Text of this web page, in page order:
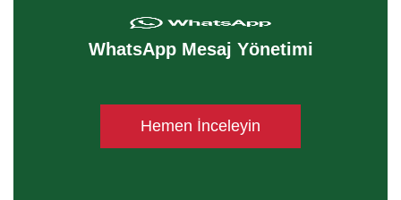
WhatsApp Mesaj Yönetimi
Hemen İnceleyin